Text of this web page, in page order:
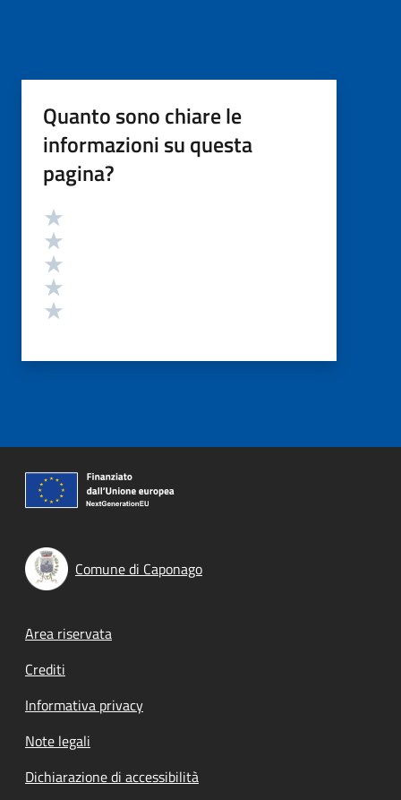
Quanto sono chiare le
informazioni su questa
pagina?
Valutazione
Comune di Caponago
Footer menu
Area riservata
Crediti
Informativa privacy
Note legali
Dichiarazione di accessibilità